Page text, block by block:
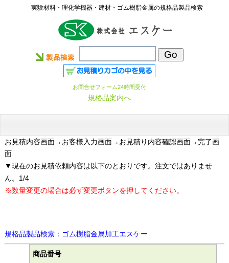
実験材料・理化学機器・建材・ゴム樹脂金属の規格品製品検索
お問合せフォーム24時間受付
規格品案内へ
お見積内容画面→お客様入力画面→お見積り内容確認画面→完了画
面
▼現在のお見積依頼内容は以下のとおりです。注文ではありませ
ん。1/4
※数量変更の場合は必ず変更ボタンを押してください。
規格品製品検索：ゴム樹脂金属加工エスケー
商品番号